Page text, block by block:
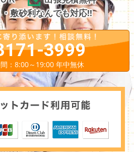
敷砂利なんでも対応!!
3999
：8:00～19:00 年中無休